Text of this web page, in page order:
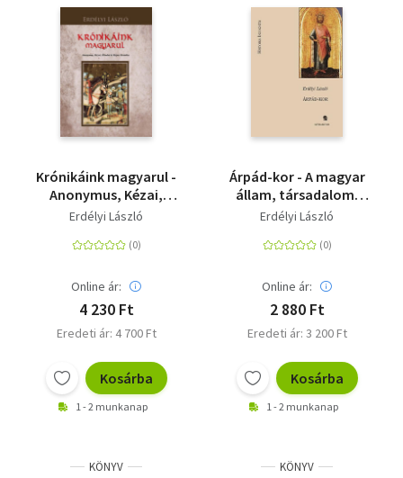
Társadalomtudomány
Természettudomány
Történelem
Krónikáink magyarul -
Anonymus, Kézai,
Óbudai és Képes
Erdélyi László
Online ár:
4 230 Ft
Eredeti ár: 4 700 Ft
Kosárba
1 - 2 munkanap
Árpád-kor - A magyar
állam, társadalom,
művelődés legrégibb
Erdélyi László
Online ár:
2 880 Ft
Eredeti ár: 3 200 Ft
Kosárba
1 - 2 munkanap
KÖNYV KÖNYV